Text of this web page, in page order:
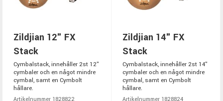
Zildjian 12" FX
Stack
Cymbalstack, innehåller 2st 12"
cymbaler och en något mindre
cymbal, samt en Cymbolt
hållare.
Artikelnummer 1828822
Zildjian 14" FX
Stack
Cymbalstack, innehåller 2st 14"
cymbaler och en något mindre
cymbal, samt en Cymbolt
hållare.
Artikelnummer 1828824